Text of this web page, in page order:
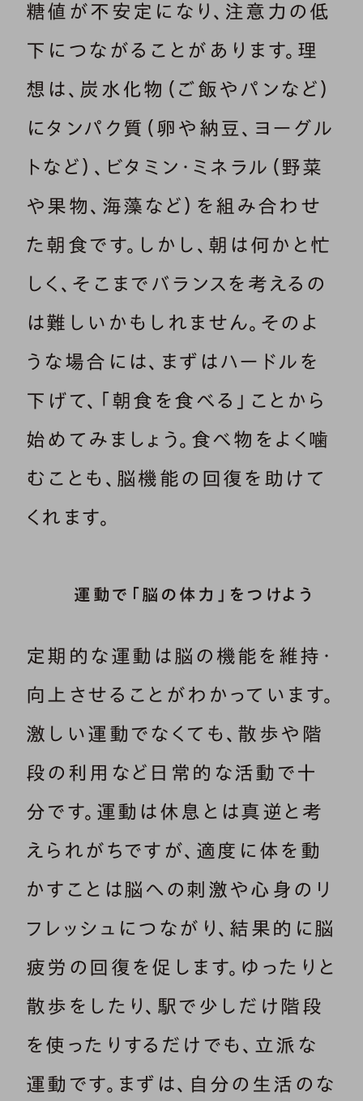
糖値が不安定になり、注意力の低
下につながることがあります。理
想は、炭水化物（ご飯やパンなど）
にタンパク質（卵や納豆、ヨーグル
トなど）、ビタミン・ミネラル（野菜
や果物、海藻など）を組み合わせ
た朝食です。しかし、朝は何かと忙
しく、そこまでバランスを考えるの
は難しいかもしれません。そのよ
うな場合には、まずはハードルを
下げて、「朝食を食べる」ことから
始めてみましょう。食べ物をよく噛
むことも、脳機能の回復を助けて
くれます。
運動で「脳の体力」をつけよう
定期的な運動は脳の機能を維持・
向上させることがわかっています。
激しい運動でなくても、散歩や階
段の利用など日常的な活動で十
分です。運動は休息とは真逆と考
えられがちですが、適度に体を動
かすことは脳への刺激や心身のリ
フレッシュにつながり、結果的に脳
疲労の回復を促します。ゆったりと
散歩をしたり、駅で少しだけ階段
を使ったりするだけでも、立派な
運動です。まずは、自分の生活のな